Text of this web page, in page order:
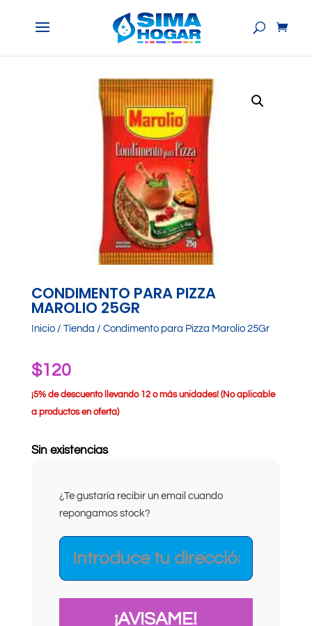
CONDIMENTO PARA PIZZA
MAROLIO 25GR
Inicio/ Tienda / Condimento para Pizza Marolio 25Gr
$120
¡5% de descuento llevando 12 o más unidades! (No aplicable
a productos en oferta)
Sin existencias
¿Te gustaría recibir un email cuando
repongamos stock?